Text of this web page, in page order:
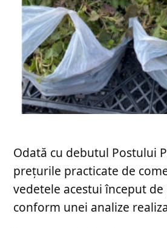
Odată cu debutul Postului
prețurile practicate de
vedetele acestui început
conform unei analize